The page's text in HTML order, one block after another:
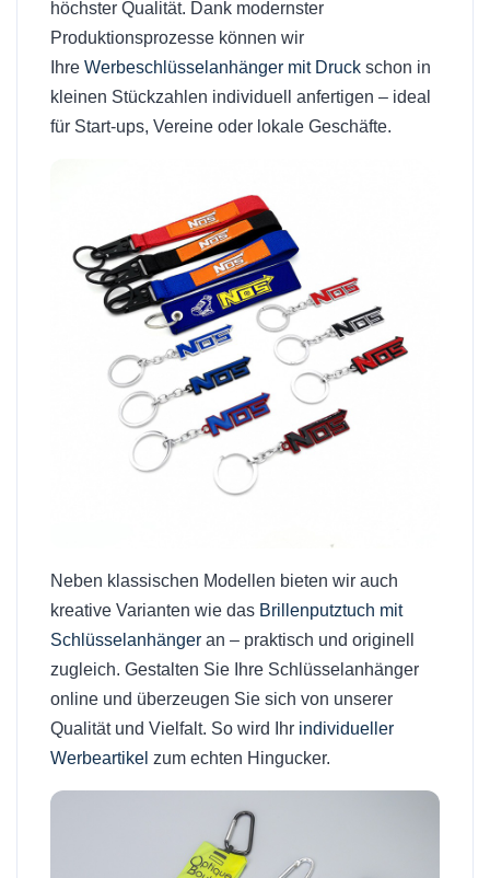
höchster Qualität. Dank modernster
Produktionsprozesse können wir
Ihre Werbeschlüsselanhänger mit Druck schon in
kleinen Stückzahlen individuell anfertigen – ideal
für Start-ups, Vereine oder lokale Geschäfte.
Neben klassischen Modellen bieten wir auch
kreative Varianten wie das Brillenputztuch mit
Schlüsselanhänger an – praktisch und originell
zugleich. Gestalten Sie Ihre Schlüsselanhänger
online und überzeugen Sie sich von unserer
Qualität und Vielfalt. So wird Ihr individueller
Werbeartikel zum echten Hingucker.